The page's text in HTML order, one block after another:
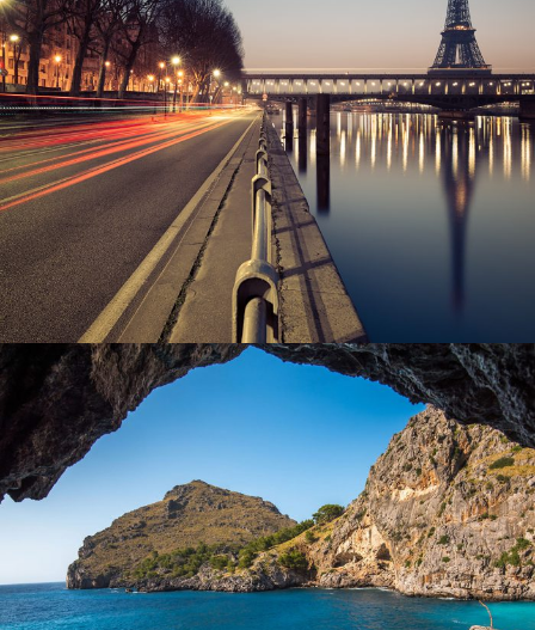
Great Paris
Paris / Photography
Inceptos Vestibulum Ipsum Elit